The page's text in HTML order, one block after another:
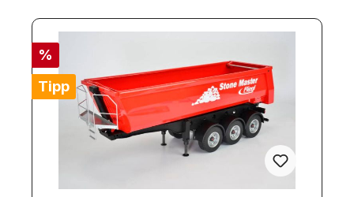
%
Tipp